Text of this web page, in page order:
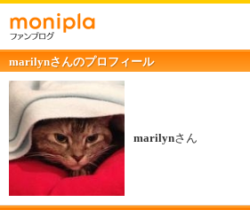
marilynさんのプロフィール
marilynさん